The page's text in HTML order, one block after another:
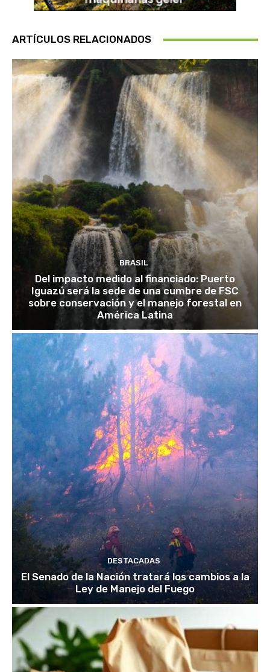
ARTÍCULOS RELACIONADOS
BRASIL
Del impacto medido al financiado: Puerto
Iguazú será la sede de una cumbre de FSC
sobre conservación y el manejo forestal en
América Latina
DESTACADAS
El Senado de la Nación tratará los cambios a la
Ley de Manejo del Fuego